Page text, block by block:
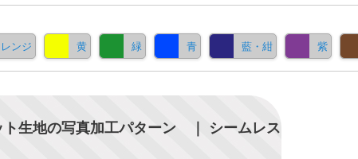
ンジ 黄 緑 青 藍・紺 紫
生地の写真加工パターン ｜ シームレス